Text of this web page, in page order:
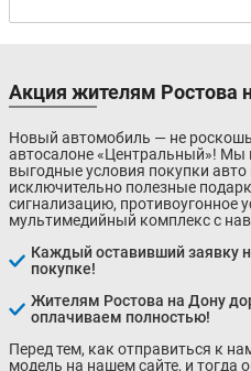
Акция жителям Ростова
Новый автомобиль — не
автосалоне «Центральный»! Мы
выгодные условия покупки
исключительно полезные
сигнализацию, противоугонное
мультимедийный комплекс с
Каждый оставивший заявку
покупке!
Жителям Ростова на Дону
оплачиваем полностью!
Перед тем, как отправиться к
модель на нашем сайте, и тогда